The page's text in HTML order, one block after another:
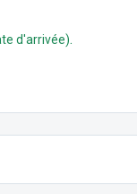
d'arrivée).